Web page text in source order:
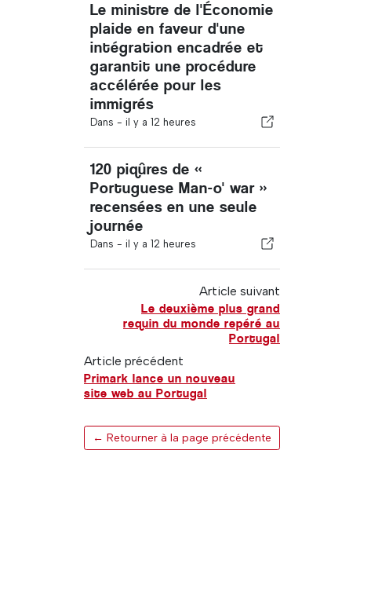
Le ministre de l'Économie
plaide en faveur d'une
intégration encadrée et
garantit une procédure
accélérée pour les
immigrés
Dans - il y a 12 heures
120 piqûres de «
Portuguese Man-o' war »
recensées en une seule
journée
Dans - il y a 12 heures
Article suivant
Le deuxième plus grand
requin du monde repéré au
Portugal
Article précédent
Primark lance un nouveau
site web au Portugal
← Retourner à la page précédente